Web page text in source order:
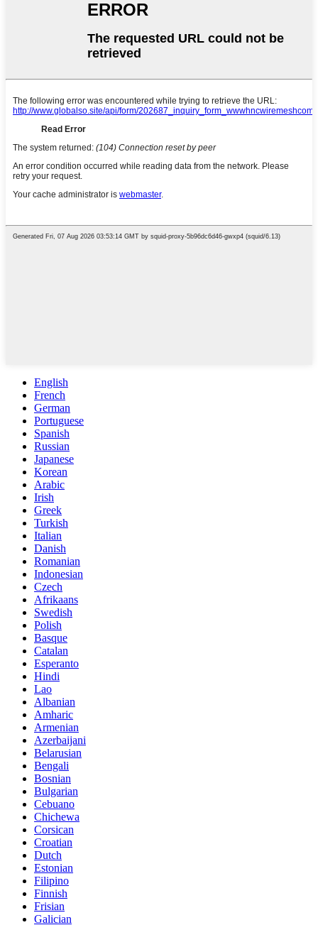
English
French
German
Portuguese
Spanish
Russian
Japanese
Korean
Arabic
Irish
Greek
Turkish
Italian
Danish
Romanian
Indonesian
Czech
Afrikaans
Swedish
Polish
Basque
Catalan
Esperanto
Hindi
Lao
Albanian
Amharic
Armenian
Azerbaijani
Belarusian
Bengali
Bosnian
Bulgarian
Cebuano
Chichewa
Corsican
Croatian
Dutch
Estonian
Filipino
Finnish
Frisian
Galician